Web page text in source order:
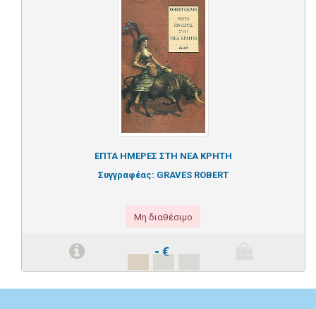
ΕΠΤΑ ΗΜΕΡΕΣ ΣΤΗ ΝΕΑ ΚΡΗΤΗ
Συγγραφέας: GRAVES ROBERT
Μη διαθέσιμο
- €